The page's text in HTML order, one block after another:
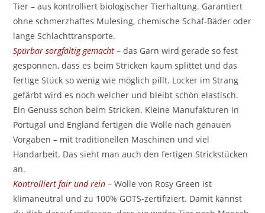
Tier – aus kontrolliert biologischer Tierhaltung. Garantiert
ohne schmerzhaftes Mulesing, chemische Schaf-Bäder oder
lange Schlachttransporte.
Spürbar sorgfältig gemacht – das Garn wird gerade so fest
gesponnen, dass es beim Stricken kaum splittet und das
fertige Stück so wenig wie möglich pillt. Locker im Strang
gefärbt wird es noch weicher und bleibt schön elastisch.
Ein Genuss schon beim Stricken. Kleine Manufakturen in
Portugal und England fertigen die Wolle nach genauen
Vorgaben – mit traditionellen Maschinen und viel
Handarbeit. Das sieht man auch den fertigen Strickstücken
an.
Kontrolliert fair und rein – Wolle von Rosy Green ist
klimaneutral und zu 100% GOTS-zertifiziert. Damit kannst